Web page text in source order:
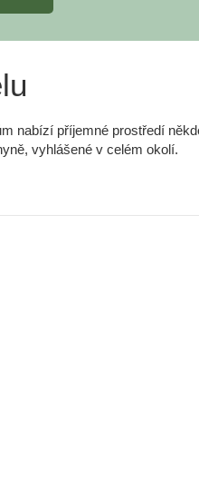
nabízí příjemné prostředí
vyhlášené v celém okolí.